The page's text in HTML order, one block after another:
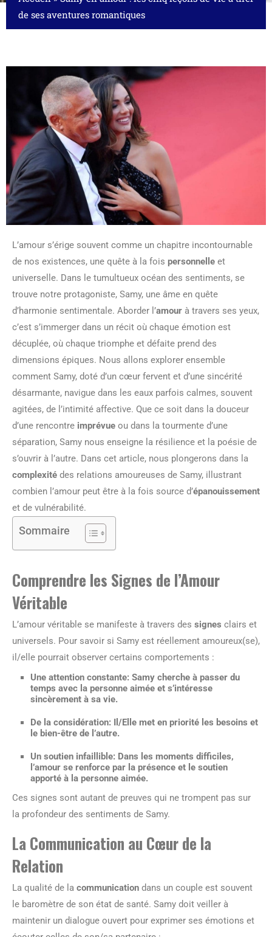
de ses aventures romantiques
L’amour s’érige souvent comme un chapitre incontournable
de nos existences, une quête à la fois personnelle et
universelle. Dans le tumultueux océan des sentiments, se
trouve notre protagoniste, Samy, une âme en quête
d’harmonie sentimentale. Aborder l’amour à travers ses yeux,
c’est s’immerger dans un récit où chaque émotion est
décuplée, où chaque triomphe et défaite prend des
dimensions épiques. Nous allons explorer ensemble
comment Samy, doté d’un cœur fervent et d’une sincérité
désarmante, navigue dans les eaux parfois calmes, souvent
agitées, de l’intimité affective. Que ce soit dans la douceur
d’une rencontre imprévue ou dans la tourmente d’une
séparation, Samy nous enseigne la résilience et la poésie de
s’ouvrir à l’autre. Dans cet article, nous plongerons dans la
complexité des relations amoureuses de Samy, illustrant
combien l’amour peut être à la fois source d’épanouissement
et de vulnérabilité.
Sommaire
Comprendre les Signes de l’Amour
Véritable
L’amour véritable se manifeste à travers des signes clairs et
universels. Pour savoir si Samy est réellement amoureux(se),
il/elle pourrait observer certains comportements :
Une attention constante: Samy cherche à passer du
temps avec la personne aimée et s’intéresse
sincèrement à sa vie.
De la considération: Il/Elle met en priorité les besoins et
le bien-être de l’autre.
Un soutien infaillible: Dans les moments difficiles,
l’amour se renforce par la présence et le soutien
apporté à la personne aimée.
Ces signes sont autant de preuves qui ne trompent pas sur
la profondeur des sentiments de Samy.
La Communication au Cœur de la
Relation
La qualité de la communication dans un couple est souvent
le baromètre de son état de santé. Samy doit veiller à
maintenir un dialogue ouvert pour exprimer ses émotions et